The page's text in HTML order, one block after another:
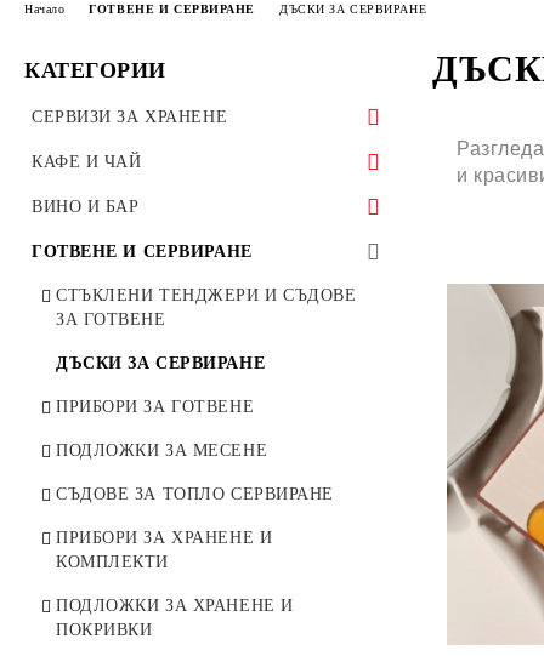
КАТЕГОРИИ
СЕРВИЗИ ЗА ХРАНЕНЕ
КОМПЛЕКТИ СЕРВИЗИ ЗА
ХРАНЕНЕ
КАФЕ И ЧАЙ
ЕДИНИЧНИ ЧАШИ ЗА КАФЕ И ЧАЙ
СЕРВИЗИ ЗА КАФЕ И ЧАЙ
СТЪКЛЕНИ ЧАШИ, КАНИ,
ЧАЙНИЦИ
ЗАХАРНИЦИ И БОНБОНИЕРИ
ЛЪЖИЧКИ ЗА КАФЕ И ЧАЙ
ВИНО И БАР
БАР АКСЕСОАРИ
ЧАШИ ЗА ЧЕРВЕНО ВИНО
ЧАШИ ЗА ВОДА И БЕЗАЛКОХОЛНО
ДЕКАНТЕРИ И ГАРАФИ
ГОТВЕНЕ И СЕРВИРАНЕ
СТЪКЛЕНИ ТЕНДЖЕРИ И СЪДОВЕ
ЗА ГОТВЕНЕ
ДЪСКИ ЗА СЕРВИРАНЕ
ПРИБОРИ ЗА ГОТВЕНЕ
ПОДЛОЖКИ ЗА МЕСЕНЕ
СЪДОВЕ ЗА ТОПЛО СЕРВИРАНЕ
ПРИБОРИ ЗА ХРАНЕНЕ И
КОМПЛЕКТИ
ПОДЛОЖКИ ЗА ХРАНЕНЕ И
ПОКРИВКИ
Начало ГОТВЕНЕ И СЕРВИРАНЕ ДЪСКИ ЗА СЕРВИРАНЕ
и